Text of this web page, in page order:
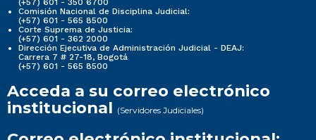
(+57) 601 - 350 6700
Comisión Nacional de Disciplina Judicial:
(+57) 601 - 565 8500
Corte Suprema de Justicia:
(+57) 601 - 362 2000
Dirección Ejecutiva de Administración Judicial - DEAJ:
Carrera 7 # 27-18, Bogotá
(+57) 601 - 565 8500
Acceda a su correo electrónico
institucional (Servidores Judiciales)